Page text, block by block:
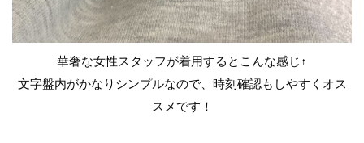
華奢な女性スタッフが着用するとこんな感じ↑
文字盤内がかなりシンプルなので、時刻確認もしやすくオス
スメです！